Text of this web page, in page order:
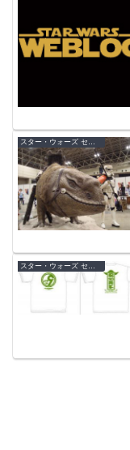
スター・ウォーズ セレブレーション・ジャパン（2008）